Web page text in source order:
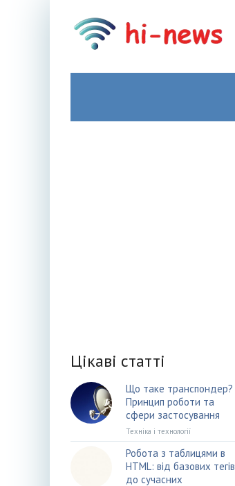
Цікаві статті
Що таке транспондер?
Принцип роботи та
сфери застосування
Техніка і технології
Робота з таблицями в
HTML: від базових тегів
до сучасних